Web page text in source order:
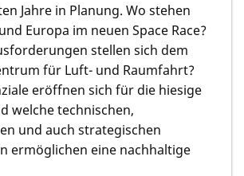
Jahre in Planung. Wo stehen
Europa im neuen Space Race?
stellen sich dem
für Luft- und Raumfahrt?
eröffnen sich für die hiesige
welche technischen,
und auch strategischen
ermöglichen eine nachhaltige